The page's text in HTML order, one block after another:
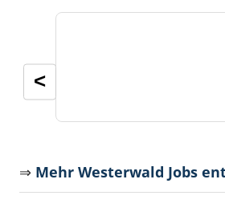
<
⇒ Mehr Westerwald Jobs